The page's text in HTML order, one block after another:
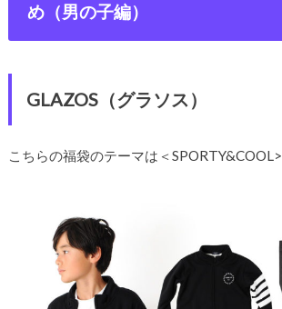
め（男の子編）
GLAZOS（グラソス）
こちらの福袋のテーマは＜SPORTY&COOL>